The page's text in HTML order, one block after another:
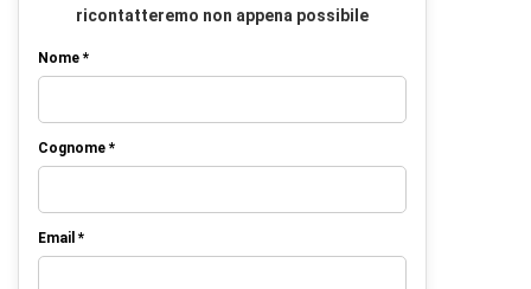
ricontatteremo non appena possibile
Nome *
Cognome *
Email *